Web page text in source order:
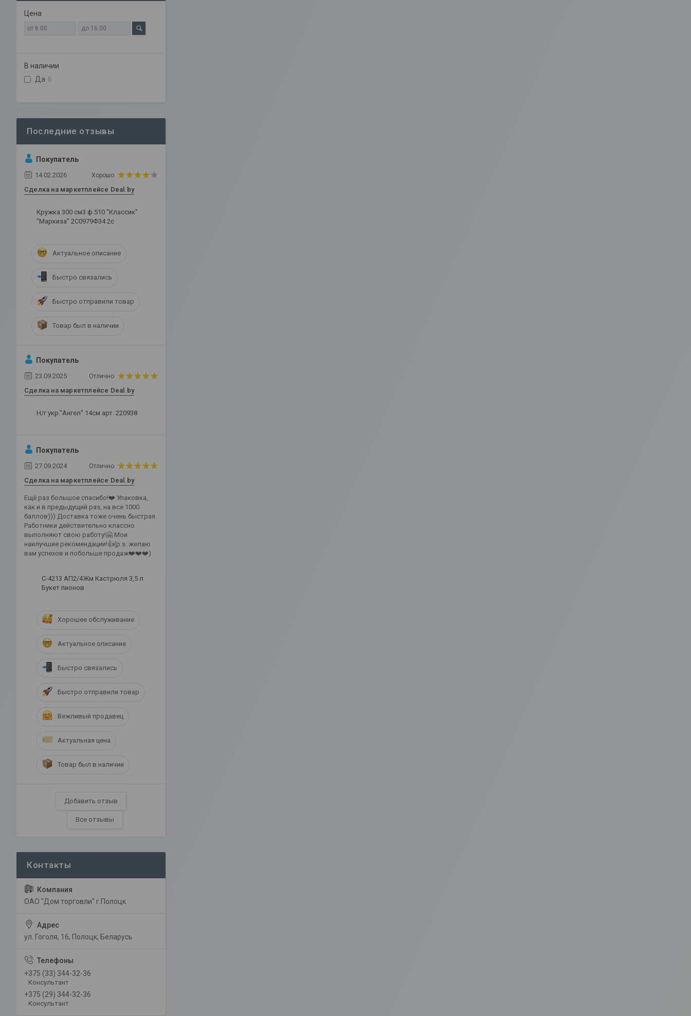
Цена
В наличии
Да 6
Покупатель
14.02.2026 Хорошо
Сделка на маркетплейсе Deal.by
Кружка 300 см3 ф.510 "Классик"
"Маркиза" 2С0979Ф34 2с
Актуальное описание
Быстро связались
Быстро отправили товар
Товар был в наличии
Покупатель
23.09.2025 Отлично
Сделка на маркетплейсе Deal.by
Н/г укр."Ангел" 14см арт. 220938
Покупатель
27.09.2024 Отлично
Сделка на маркетплейсе Deal.by
Ещё раз большое спасибо!❤️ Упаковка,
как и в предыдущий раз, на все 1000
баллов))) Доставка тоже очень быстрая.
Работники действительно классно
выполняют свою работу!🤗 Мои
наилучшие рекомендации!👍(p.s. желаю
вам успехов и побольше продаж❤️❤️❤️)
С-4213 АП2/4Жм Кастрюля 3,5 л
Букет пионов
Хорошее обслуживание
Актуальное описание
Быстро связались
Быстро отправили товар
Вежливый продавец
Актуальная цена
Товар был в наличии
Добавить отзыв
Все отзывы
ОАО "Дом торговли" г.Полоцк
ул. Гоголя, 16, Полоцк, Беларусь
+375 (33) 344-32-36
Консультант
+375 (29) 344-32-36
Консультант